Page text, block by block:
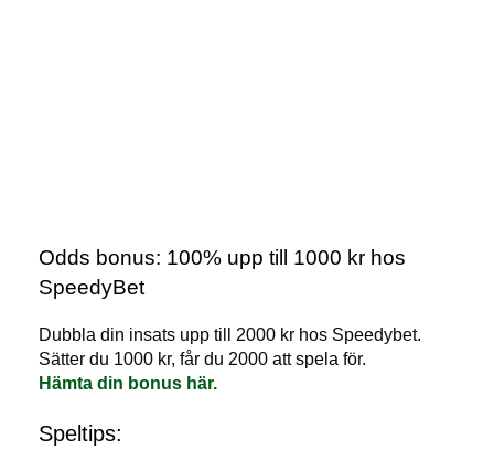
Odds bonus: 100% upp till 1000 kr hos
SpeedyBet
Dubbla din insats upp till 2000 kr hos Speedybet.
Sätter du 1000 kr, får du 2000 att spela för.
Hämta din bonus här.
Speltips: